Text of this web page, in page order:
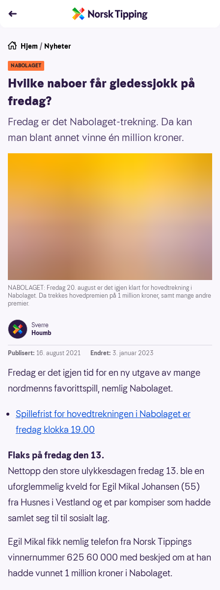
Hjem / Nyheter
NABOLAGET
Hvilke naboer får gledessjokk på
fredag?
Fredag er det Nabolaget-trekning. Da kan
man blant annet vinne én million kroner.
NABOLAGET: Fredag 20. august er det igjen klart for hovedtrekning i
Nabolaget. Da trekkes hovedpremien på 1 million kroner, samt mange andre
premier.
Sverre
Houmb
Publisert: 16. august 2021 Endret: 3. januar 2023
Fredag er det igjen tid for en ny utgave av mange
nordmenns favorittspill, nemlig Nabolaget.
Spillefrist for hovedtrekningen i Nabolaget er
fredag klokka 19.00
Flaks på fredag den 13.
Nettopp den store ulykkesdagen fredag 13. ble en
uforglemmelig kveld for Egil Mikal Johansen (55)
fra Husnes i Vestland og et par kompiser som hadde
samlet seg til til sosialt lag.
Egil Mikal fikk nemlig telefon fra Norsk Tippings
vinnernummer 625 60 000 med beskjed om at han
hadde vunnet 1 million kroner i Nabolaget.